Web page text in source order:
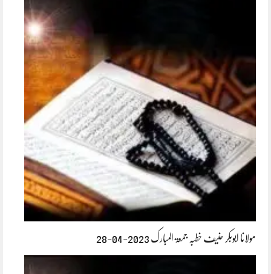
مولانا ابوبکر حنیف خطبہ جمعۃ المبارک 2023-04-28